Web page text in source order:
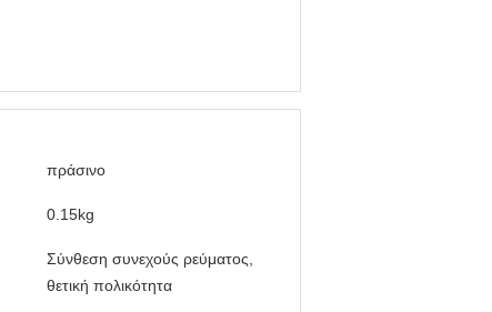
πράσινο
0.15kg
Σύνθεση συνεχούς ρεύματος,
θετική πολικότητα